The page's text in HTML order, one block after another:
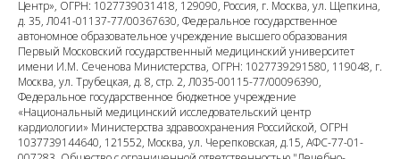
Центр», ОГРН: 1027739031418, 129090, Россия, г. Москва, ул. Щепкина,
д. 35, Л041-01137-77/00367630, Федеральное государственное
автономное образовательное учреждение высшего образования
Первый Московский государственный медицинский университет
имени И.М. Сеченова Министерства, ОГРН: 1027739291580, 119048, г.
Москва, ул. Трубецкая, д. 8, стр. 2, Л035-00115-77/00096390,
Федеральное государственное бюджетное учреждение
«Национальный медицинский исследовательский центр
кардиологии» Министерства здравоохранения Российской, ОГРН
1037739144640, 121552, Москва, ул. Черепковская, д.15, АФС-77-01-